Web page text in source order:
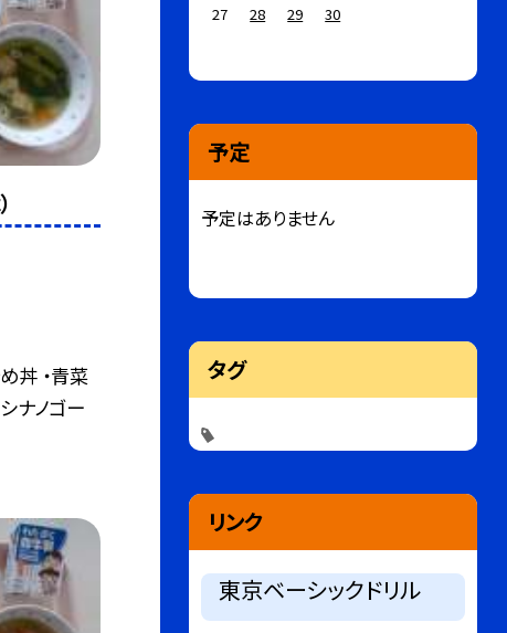
丼 ・青菜
ナノゴー
27
28 29 30
予定
予定はありません
タグ
リンク
東京ベーシックドリル